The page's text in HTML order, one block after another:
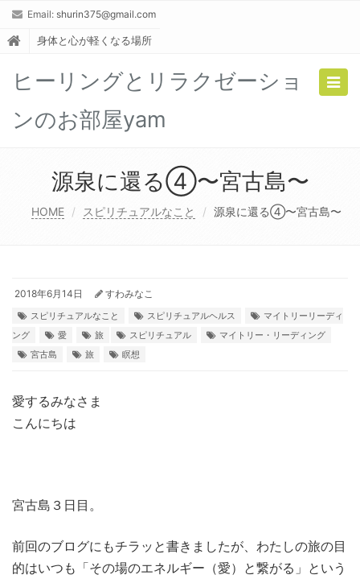
Email: shurin375@gmail.com
身体と心が軽くなる場所
ヒーリングとリラクゼーショ
ンのお部屋yam
源泉に還る④〜宮古島〜
HOME スピリチュアルなこと 源泉に還る④〜宮古島〜
2018年6月14日 すわみなこ
スピリチュアルなこと スピリチュアルヘルス
マイトリーリーディ
ング
愛 旅 スピリチュアル
マイトリー・リーディング
宮古島
旅 瞑想
愛するみなさま
こんにちは
宮古島３日目。
前回のブログにもチラッと書きましたが、わたしの旅の目
的はいつも「その場のエネルギー（愛）と繋がる」という